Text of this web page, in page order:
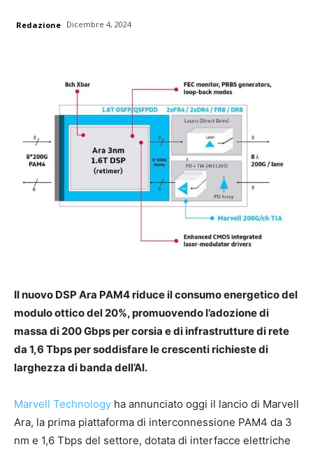
Redazione Dicembre 4, 2024
Il nuovo DSP Ara PAM4 riduce il consumo energetico del
modulo ottico del 20%, promuovendo l’adozione di
massa di 200 Gbps per corsia e di infrastrutture di rete
da 1,6 Tbps per soddisfare le crescenti richieste di
larghezza di banda dell’AI.
Marvell Technology ha annunciato oggi il lancio di Marvell
Ara, la prima piattaforma di interconnessione PAM4 da 3
nm e 1,6 Tbps del settore, dotata di interfacce elettriche